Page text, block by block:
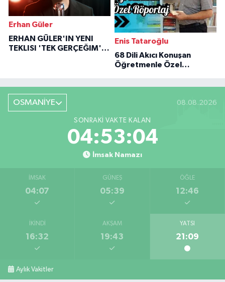
Erhan Güler
ERHAN GÜLER'IN YENI
TEKLISI 'TEK GERÇEĞIM'LE
Enis Tataroğlu
68 Dili Akıcı Konuşan
Öğretmenle Özel
OSMANİYE 08.08.2026
SONRAKI VAKTE KALAN
04:53:03
İmsak Namazı
İMSAK
04:07
GÜNEŞ
05:39
ÖĞLE
12:46
İKINDI
16:32
AKŞAM
19:43
YATSI
21:09
Aylık Vakitler